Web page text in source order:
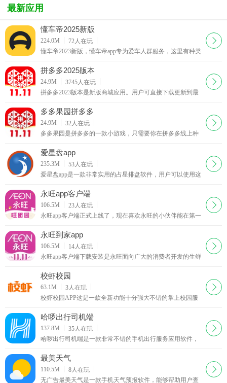
最新应用
懂车帝2025新版
224.0M 72人在玩
懂车帝2023新版，懂车帝app专为爱车人群服务，这里有种类
车辆数据也会在这里实时更新。本次带来懂车帝202
下载
拼多多2025版本
24.9M 3745人在玩
拼多多2023版本是新版商城应用。用户可直接下载更新到最
驻，商品页面浏览更流畅等。感兴趣的用户欢迎下载使用。
下载
多多果园拼多多
24.9M 32人在玩
多多果园是拼多多的一款小游戏，只需要你在拼多多线上种
要的小伙伴赶紧来看看吧！多多果园介绍多多果园。
下载
爱星盘app
235.3M 53人在玩
爱星盘app是一款非常实用的占星排盘软件，用户可以使用这
配置，同时还可以对星盘格局进行计算，需要的朋友
下载
永旺app客户端
106.5M 23人在玩
永旺app客户端正式上线了，现在喜欢永旺的小伙伴能在第一
的优惠活动，和快速定位自己车位，方便你的购物体
下载
永旺到家app
106.5M 14人在玩
永旺app客户端下载安装是永旺面向广大的消费者开发的生鲜
过平台的严格把关和质量认证。
下载
校虾校园
63.1M 3人在玩
校虾校园APP这是一款全新功能十分强大不错的掌上校园服
通过校虾软件线上手机点外卖，一键下单等一系列功能，感
兴趣的用户快来西软件园下载体验吧！
下载
哈啰出行司机端
137.8M 35人在玩
哈啰出行司机端是一款非常不错的手机出行服务应用软件，
提供了导航功能和接单功能等。
下载
最美天气
110.5M 8人在玩
无广告最美天气是一款手机天气预报软件，能够帮助用户查
下载